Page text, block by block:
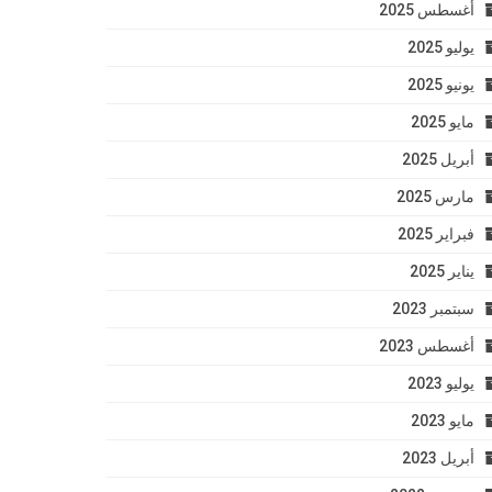
أغسطس 2025
يوليو 2025
يونيو 2025
مايو 2025
أبريل 2025
مارس 2025
فبراير 2025
يناير 2025
سبتمبر 2023
أغسطس 2023
يوليو 2023
مايو 2023
أبريل 2023